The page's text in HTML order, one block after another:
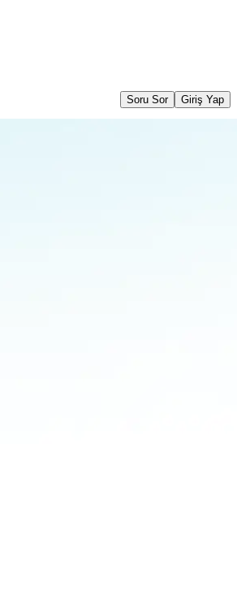
Soru Sor Giriş Yap